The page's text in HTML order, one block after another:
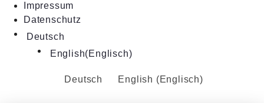
Impressum
Datenschutz
Deutsch
English(Englisch)
Deutsch English (Englisch)